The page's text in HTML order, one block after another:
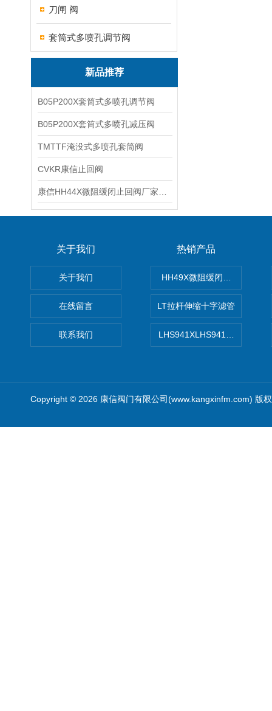
刀闸 阀
套筒式多喷孔调节阀
新品推荐
B05P200X套筒式多喷孔调节阀
B05P200X套筒式多喷孔减压阀
TMTTF淹没式多喷孔套筒阀
CVKR康信止回阀
关于我们
关于我们
在线留言
联系我们
热销产品
HH49X微阻缓闭蝶式止回阀
LT拉杆伸缩十字滤管
LHS941XLHS941X调压调流
Copyright © 2026 康信阀门有限公司(www.kangxinfm.com) 版